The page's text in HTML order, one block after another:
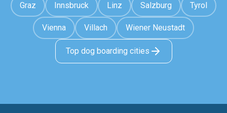
Graz Innsbruck Linz Salzburg Tyrol
Vienna Villach Wiener Neustadt
Top dog boarding cities